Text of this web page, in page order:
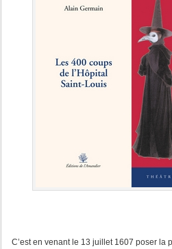
C’est en venant le 13 juillet 1607 poser